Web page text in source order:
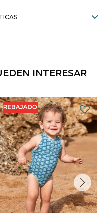
INTERESAR